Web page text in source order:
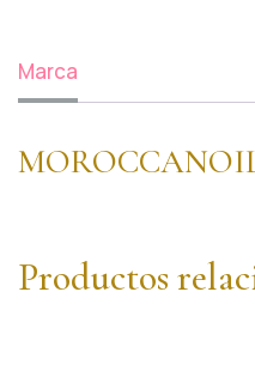
Marca
Productos